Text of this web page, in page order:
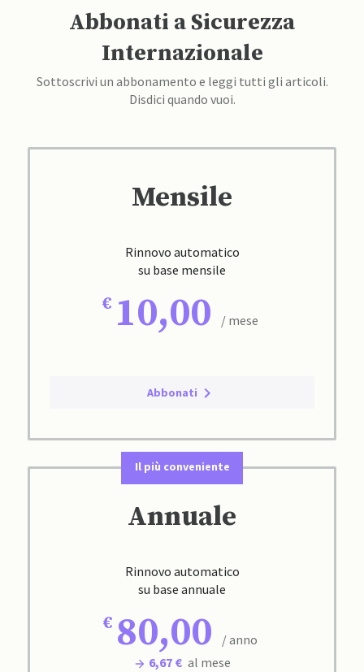
Abbonati a Sicurezza
Internazionale
Sottoscrivi un abbonamento e leggi tutti gli articoli.
Disdici quando vuoi.
Mensile
Rinnovo automatico
su base mensile
10,00 / mese
Abbonati
Il più conveniente
Annuale
Rinnovo automatico
su base annuale
80,00
/ anno
6,67 € al mese